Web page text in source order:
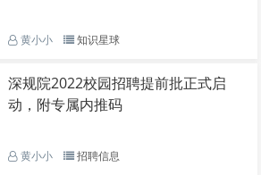
黄小小 知识星球
深规院2022校园招聘提前批正式启
动，附专属内推码
黄小小 招聘信息